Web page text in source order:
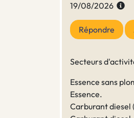
19/08/2026
Répondre
Secteurs
Essence sans
Essence.
Carburant diesel